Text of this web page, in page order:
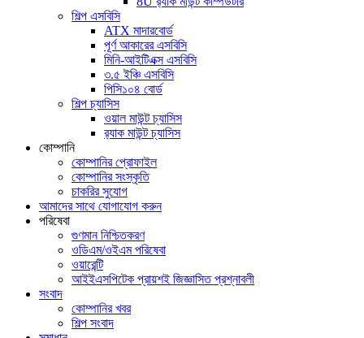
শিল্প এসবিসি
ATX মাদারবোর্ড
পূর্ণ আকারের এসবিসি
মিনি-আইটিএক্স এসবিসি
৩.৫ ইঞ্চি এসবিসি
পিসি১০৪ বোর্ড
শিল্প চ্যাসিস
ওয়াল মাউন্ট চ্যাসিস
র‍্যাক মাউন্ট চ্যাসিস
কোম্পানি
কোম্পানির প্রোফাইল
কোম্পানির সংস্কৃতি
চাকরির সুযোগ
আমাদের সাথে যোগাযোগ করুন
পরিষেবা
গুণমান নিশ্চিতকরণ
ওডিএম/ওইএম পরিষেবা
ওয়ারেন্টি
আইইএসপিটেক প্রায়শই জিজ্ঞাসিত প্রশ্নাবলী
সংবাদ
কোম্পানির খবর
শিল্প সংবাদ